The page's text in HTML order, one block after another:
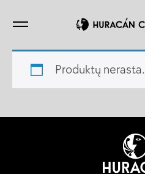
Produktų nerasta.